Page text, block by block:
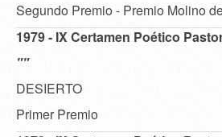
Segundo Premio - Premio Molino
1979 - IX Certamen Poético
""
DESIERTO
Primer Premio